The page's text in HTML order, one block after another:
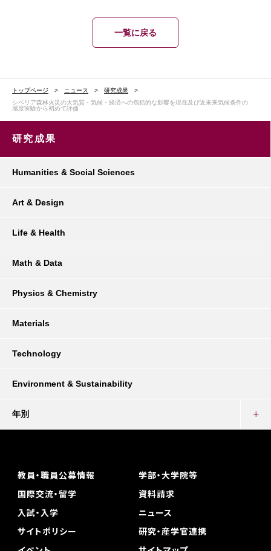
一覧に戻る
トップページ ニュース
研究成果
シベリア森林火災の大気質・気候・経済への包括的な影響を現在及び近未来気候条件の
感度実験から初めて評価
研究成果
Humanities & Social Sciences
Art & Design
Life & Health
Math & Data
Physics & Chemistry
Materials
Technology
Environment & Sustainability
年別
教員・職員公募情報
学部・大学院等
国際交流・留学
資料請求
入試・入学
ニュース
サイトポリシー
研究・産学官連携